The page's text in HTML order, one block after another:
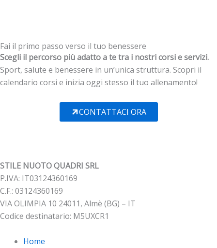
Fai il primo passo verso il tuo benessere
Scegli il percorso più adatto a te tra i nostri corsi e servizi.
Sport, salute e benessere in un’unica struttura. Scopri il
calendario corsi e inizia oggi stesso il tuo allenamento!
CONTATTACI ORA
STILE NUOTO QUADRI SRL
P.IVA: IT03124360169
C.F.: 03124360169
VIA OLIMPIA 10 24011, Almè (BG) – IT
Codice destinatario: M5UXCR1
Home